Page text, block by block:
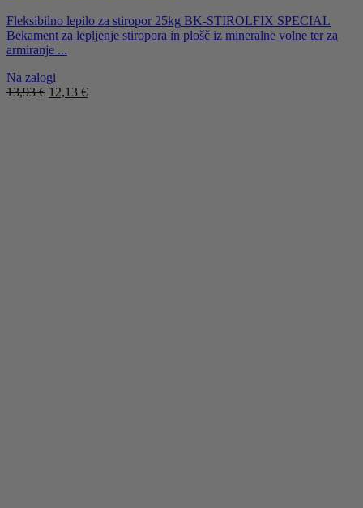
Fleksibilno lepilo za stiropor 25kg BK-STIROLFIX SPECIAL
Bekament za lepljenje stiropora in plošč iz mineralne volne ter za
armiranje ...
Na zalogi
13,93€ Izvirna
12,13 €Trenutna